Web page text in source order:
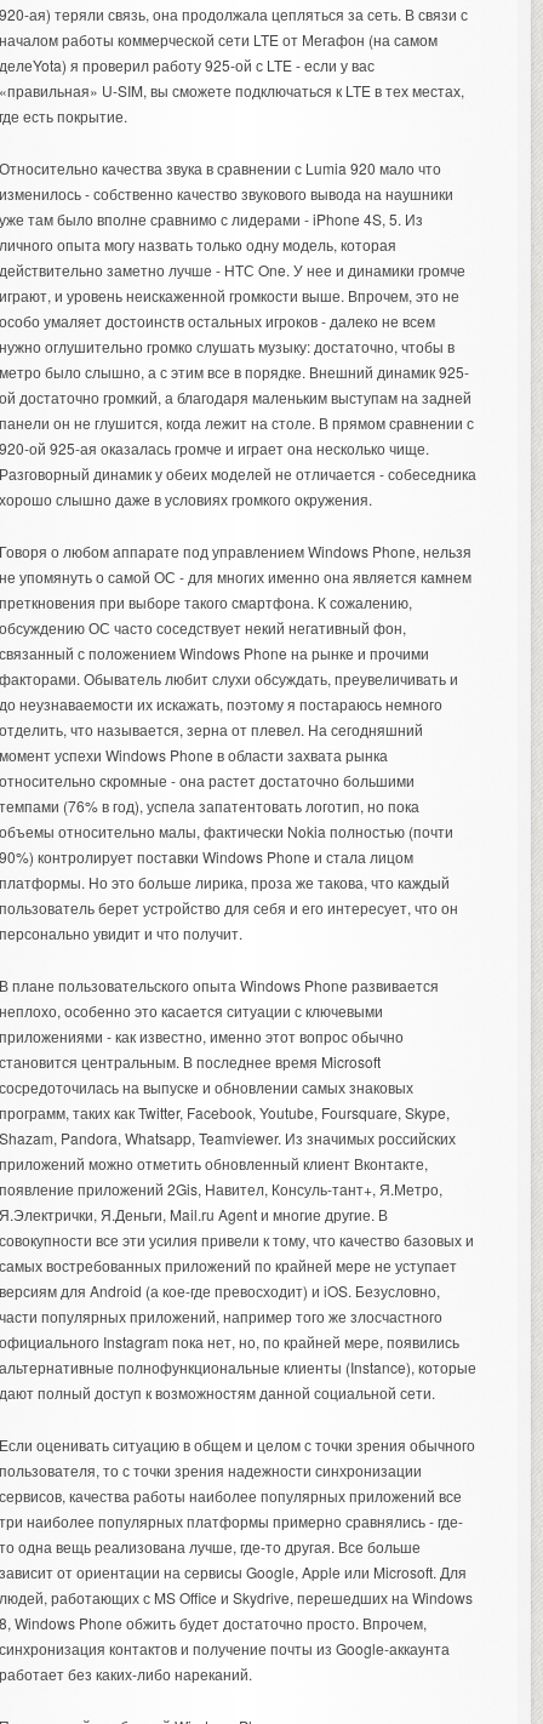
ая) теряли связь, она продолжала цепляться за сеть. В связи с
работы коммерческой сети LTE от Мегафон (на самом
я проверил работу 925-ой с LTE - если у вас
U-SIM, вы сможете подключаться к LTE в тех местах,
есть покрытие.
качества звука в сравнении с Lumia 920 мало что
- собственно качество звукового вывода на наушники
там было вполне сравнимо с лидерами - iPhone 4S, 5. Из
опыта могу назвать только одну модель, которая
заметно лучше - НТС One. У нее и динамики громче
и уровень неискаженной громкости выше. Впрочем, это не
умаляет достоинств остальных игроков - далеко не всем
оглушительно громко слушать музыку: достаточно, чтобы в
было слышно, а с этим все в порядке. Внешний динамик 925-
достаточно громкий, а благодаря маленьким выступам на задней
он не глушится, когда лежит на столе. В прямом сравнении с
ой 925-ая оказалась громче и играет она несколько чище.
динамик у обеих моделей не отличается - собеседника
слышно даже в условиях громкого окружения.
о любом аппарате под управлением Windows Phone, нельзя
упомянуть о самой ОС - для многих именно она является камнем
при выборе такого смартфона. К сожалению,
ОС часто соседствует некий негативный фон,
с положением Windows Phone на рынке и прочими
Обыватель любит слухи обсуждать, преувеличивать и
неузнаваемости их искажать, поэтому я постараюсь немного
что называется, зерна от плевел. На сегодняшний
успехи Windows Phone в области захвата рынка
скромные - она растет достаточно большими
(76% в год), успела запатентовать логотип, но пока
относительно малы, фактически Nokia полностью (почти
контролирует поставки Windows Phone и стала лицом
Но это больше лирика, проза же такова, что каждый
берет устройство для себя и его интересует, что он
увидит и что получит.
плане пользовательского опыта Windows Phone развивается
особенно это касается ситуации с ключевыми
- как известно, именно этот вопрос обычно
центральным. В последнее время Microsoft
на выпуске и обновлении самых знаковых
таких как Twitter, Facebook, Youtube, Foursquare, Skype,
Pandora, Whatsapp, Teamviewer. Из значимых российских
можно отметить обновленный клиент Вконтакте,
приложений 2Gis, Навител, Консуль-тант+, Я.Метро,
Я.Деньги, Mail.ru Agent и многие другие. В
все эти усилия привели к тому, что качество базовых и
востребованных приложений по крайней мере не уступает
для Android (а кое-где превосходит) и iOS. Безусловно,
популярных приложений, например того же злосчастного
Instagram пока нет, но, по крайней мере, появились
полнофункциональные клиенты (Instance), которые
полный доступ к возможностям данной социальной сети.
оценивать ситуацию в общем и целом с точки зрения обычного
то с точки зрения надежности синхронизации
качества работы наиболее популярных приложений все
наиболее популярных платформы примерно сравнялись - где-
одна вещь реализована лучше, где-то другая. Все больше
от ориентации на сервисы Google, Apple или Microsoft. Для
работающих с MS Office и Skydrive, перешедших на Windows
Windows Phone обжить будет достаточно просто. Впрочем,
контактов и получение почты из Google-аккаунта
без каких-либо нареканий.